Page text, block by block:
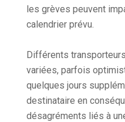
les grèves peuvent
calendrier prévu.
Différents
variées, parfois
quelques jours
destinataire en
désagréments liés à